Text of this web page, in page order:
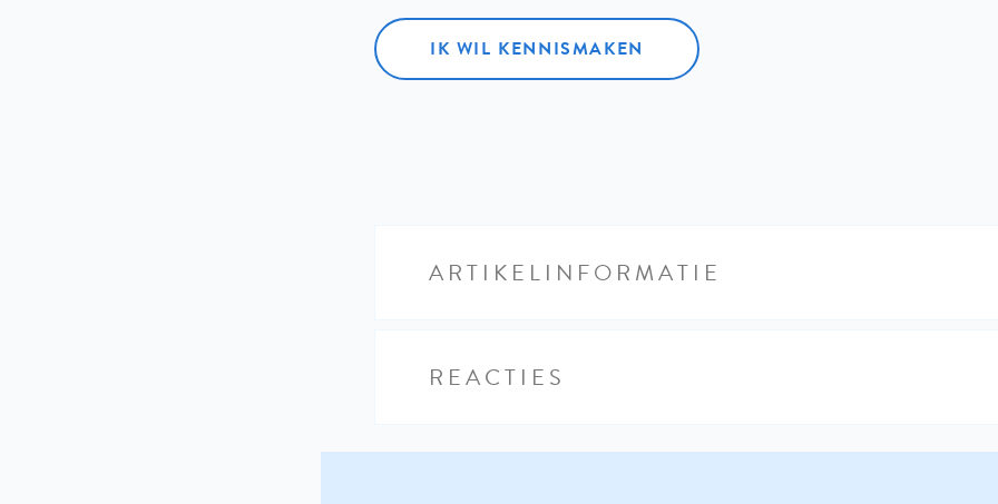
IK WIL KENNISMAKEN
ARTIKELINFORMATIE
REACTIES